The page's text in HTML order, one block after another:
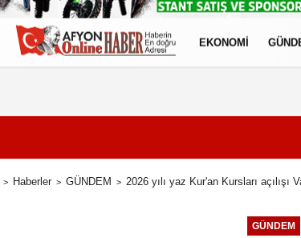
Künye İletişim Çerez Politikası
EKONOMİ
Haberler GÜNDEM 2026 yılı yaz Kur'an Kursları açılışı
GÜNDEM